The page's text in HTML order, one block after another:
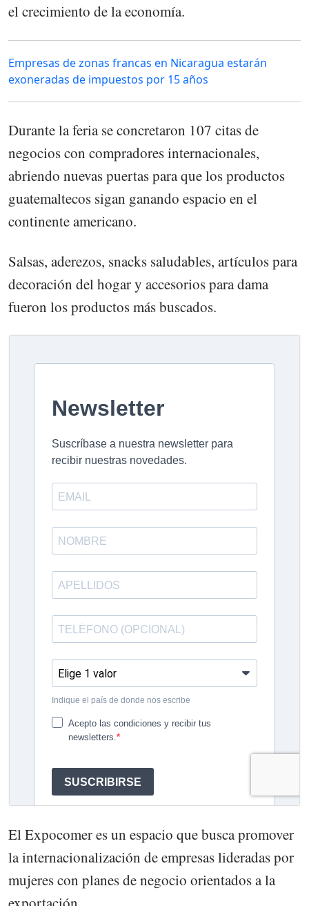
el crecimiento de la economía.
Empresas de zonas francas en Nicaragua estarán
exoneradas de impuestos por 15 años
Durante la feria se concretaron 107 citas de
negocios con compradores internacionales,
abriendo nuevas puertas para que los productos
guatemaltecos sigan ganando espacio en el
continente americano.
Salsas, aderezos, snacks saludables, artículos para
decoración del hogar y accesorios para dama
fueron los productos más buscados.
El Expocomer es un espacio que busca promover
la internacionalización de empresas lideradas por
mujeres con planes de negocio orientados a la